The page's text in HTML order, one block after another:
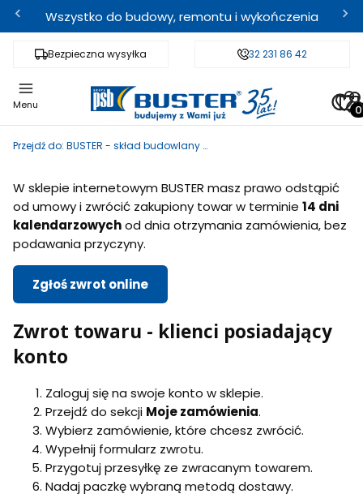
Wszystko do budowy, remontu i wykończenia
Bezpieczna wysyłka Fachowe doradztwo
32 231 86 42
Menu
Przejdź do: BUSTER - skład budowlany i sklep internetowy
W sklepie internetowym BUSTER masz prawo odstąpić
od umowy i zwrócić zakupiony towar w terminie 14 dni
kalendarzowychod dnia otrzymania zamówienia, bez
podawania przyczyny.
Zgłoś zwrot online
Zwrot towaru - klienci posiadający
konto
Zaloguj się na swoje konto w sklepie.
Przejdź do sekcji Moje zamówienia.
Wybierz zamówienie, które chcesz zwrócić.
Wypełnij formularz zwrotu.
Przygotuj przesyłkę ze zwracanym towarem.
Nadaj paczkę wybraną metodą dostawy.